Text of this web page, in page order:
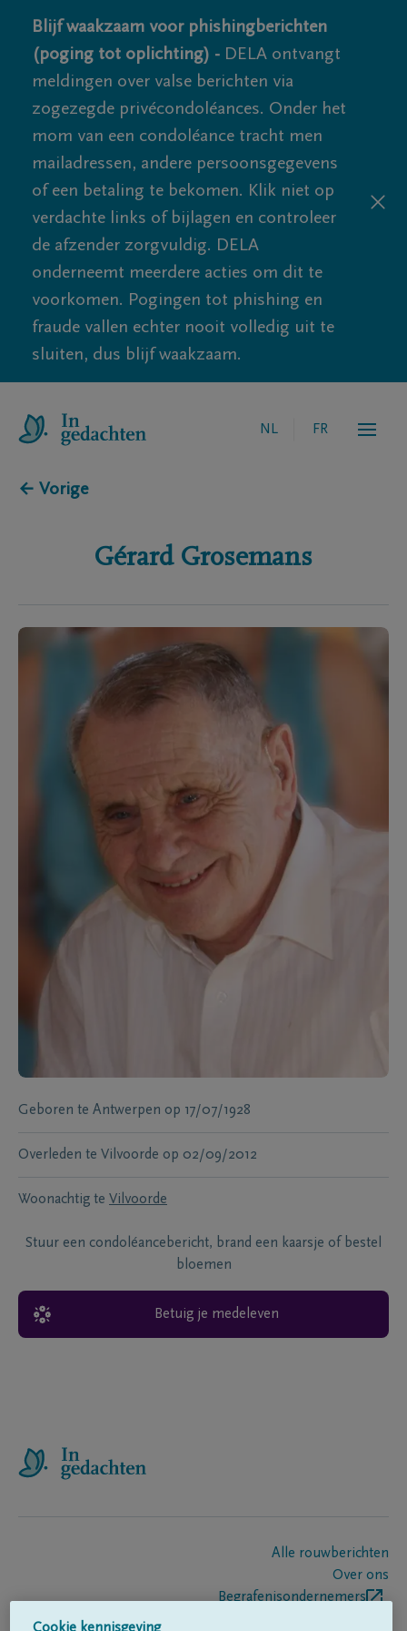
Blijf waakzaam voor phishingberichten
(poging tot oplichting) - DELA ontvangt
meldingen over valse berichten via
zogezegde privécondoléances. Onder het
mom van een condoléance tracht men
mailadressen, andere persoonsgegevens
of een betaling te bekomen. Klik niet op
verdachte links of bijlagen en controleer
de afzender zorgvuldig. DELA
onderneemt meerdere acties om dit te
voorkomen. Pogingen tot phishing en
fraude vallen echter nooit volledig uit te
sluiten, dus blijf waakzaam.
NL FR
← Vorige
Gérard Grosemans
Geboren te Antwerpen op 17/07/1928
Overleden te Vilvoorde op 02/09/2012
Woonachtig te Vilvoorde
Stuur een condoléancebericht, brand een kaarsje of bestel
bloemen
Betuig je medeleven
Alle rouwberichten
Over ons
Begrafenisondernemers